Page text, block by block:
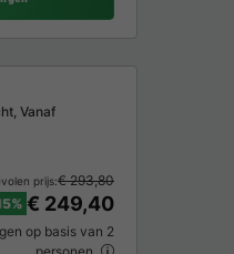
Vaatwasser Vriezer
Vanaf
prijs:€ 293,80
€ 249,40
op basis van 2